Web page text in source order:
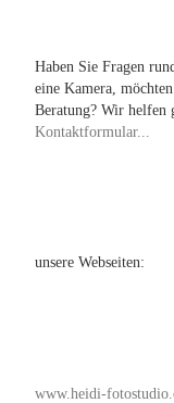
Haben Sie Fragen
eine Kamera,
Beratung? Wir helfen
Kontaktformular...
unsere Webseiten:
www.heidi-